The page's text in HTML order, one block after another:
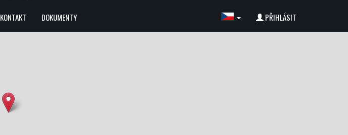
KONTAKT DOKUMENTY PŘIHLÁSIT